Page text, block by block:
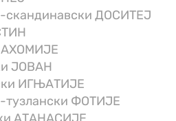
скандинавски ДОСИТЕЈ
ЈОВАН
ИГЊАТИЈЕ
тузлански ФОТИЈЕ